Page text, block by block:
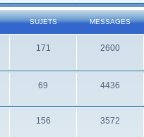
SUJETS MESSAGES
171 2600
69 4436
156 3572